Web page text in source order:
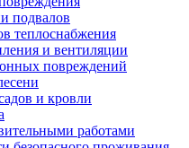
подвалов
теплоснабжения
и вентиляции
повреждений
и кровли
работами